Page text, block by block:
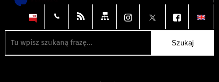
czarnymczarnymżółtym